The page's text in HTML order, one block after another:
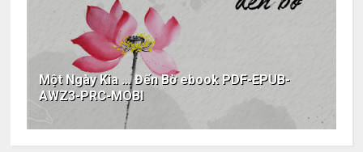
Một Ngày Kia … Đến Bờ ebook PDF-EPUB-
AWZ3-PRC-MOBI